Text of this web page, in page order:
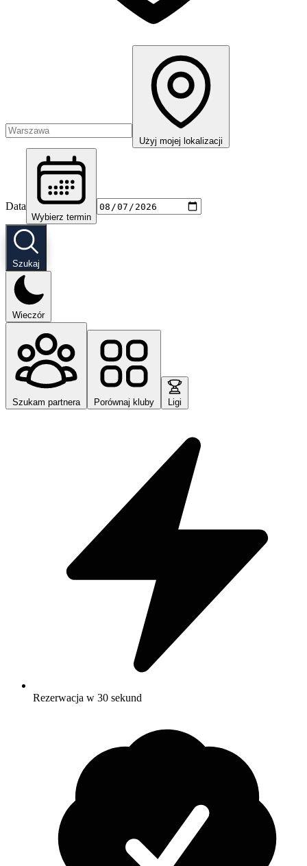
Użyj mojej lokalizacji
Data
Wybierz termin
Szukaj
Wieczór
Szukam partnera Porównaj kluby Ligi
Rezerwacja w 30 sekund